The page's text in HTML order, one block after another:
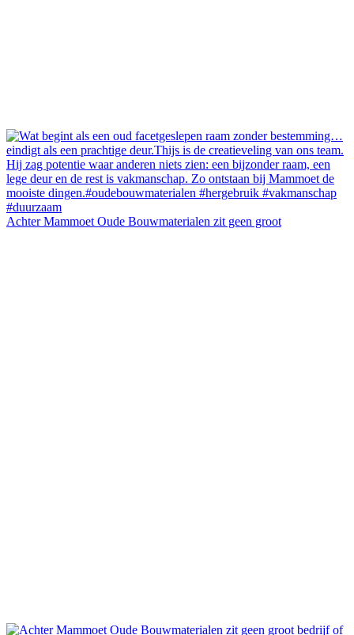
Achter Mammoet Oude Bouwmaterialen zit geen groot